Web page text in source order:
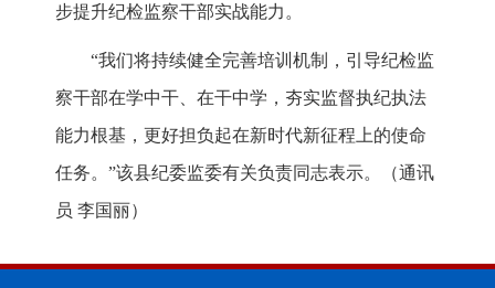
步提升纪检监察干部实战能力。
“我们将持续健全完善培训机制，引导纪检监
察干部在学中干、在干中学，夯实监督执纪执法
能力根基，更好担负起在新时代新征程上的使命
任务。”该县纪委监委有关负责同志表示。
（通讯
员 李国丽）